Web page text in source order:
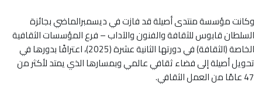
وكانت مؤسسة منتدى أصيلة قد فازت في ديسمبرالماضي بجائزة
السلطان قابوس للثقافة والفنون والآداب – فرع المؤسسات الثقافية
الخاصة (الثقافة) في دورتها الثانية عشرة (2025)، اعترافًا بدورها في
تحويل أصيلة إلى فضاء ثقافي عالمي وبمسارها الذي يمتد لأكثر من
47 عامًا من العمل الثقافي.